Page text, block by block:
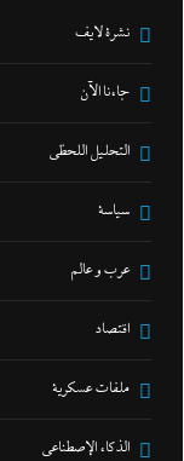
نشرة لايف
جاءنا الآن
التحليل اللحظي
سياسة
عرب و عالم
اقتصاد
ملفات عسكرية
الذكاء الإصطناعي